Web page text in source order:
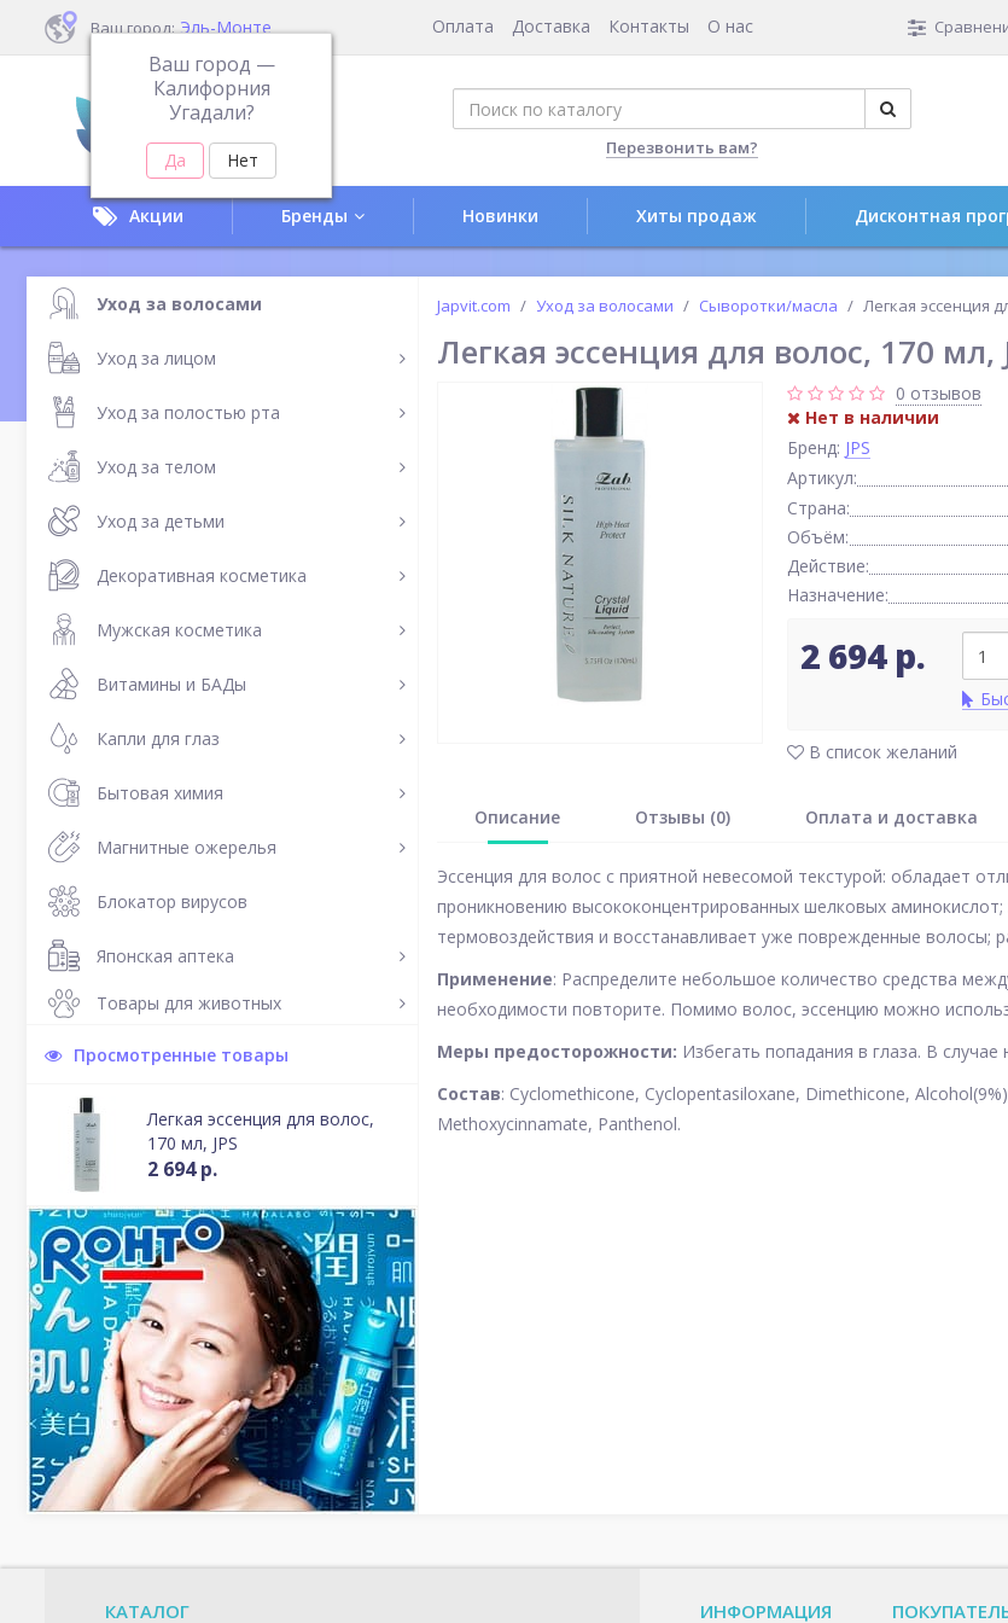
Ваш город: Эль-Монте
Ваш город —
Калифорния
Угадали?
Оплата Доставка Контакты О нас
Перезвонить вам?
Акции Бренды Новинки Хиты продаж Дисконтная
Уход за волосами
Уход за лицом
Уход за полостью рта
Уход за телом
Уход за детьми
Декоративная косметика
Мужская косметика
Витамины и БАДы
Капли для глаз
Бытовая химия
Магнитные ожерелья
Блокатор вирусов
Японская аптека
Товары для животных
Просмотренные товары
Легкая эссенция для волос,
170 мл, JPS
2 694 р.
Japvit.com Уход за волосами Сыворотки/масла Легкая эссенция
Легкая эссенция для волос, 170 мл,
0 отзывов
Нет в наличии
Бренд: JPS
Артикул:
Страна:
Объём:
Действие:
Назначение:
2 694 р.
В список желаний
Описание Отзывы (0) Оплата и доставка
Эссенция для волос с приятной невесомой текстурой: обладает
проникновению высококонцентрированных шелковых
термовоздействия и восстанавливает уже поврежденные волосы;
Применение: Распределите небольшое количество средства
необходимости повторите. Помимо волос, эссенцию можно
Меры предосторожности: Избегать попадания в глаза. В
Состав: Cyclomethicone, Cyclopentasiloxane, Dimethicone,
Methoxycinnamate, Panthenol.
КАТАЛОГ ИНФОРМАЦИЯ